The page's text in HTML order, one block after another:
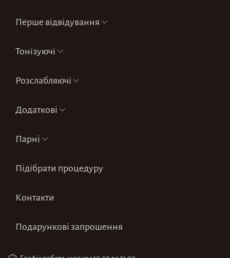
Перше відвідування
Тонізуючі
Розслабляючі
Додаткові
Парні
Підібрати процедуру
Контакти
Подарункові запрошення